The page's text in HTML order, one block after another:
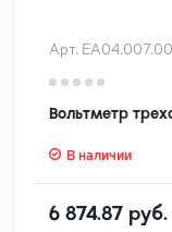
Арт.
Вольтметр
В наличии
6 874.87 руб.